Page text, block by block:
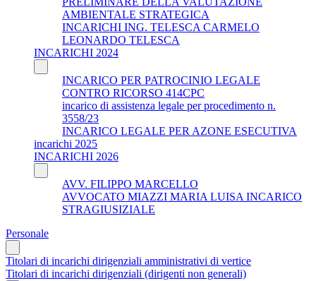
AMBIENTALE STRATEGICA
INCARICHI ING. TELESCA CARMELO
LEONARDO TELESCA
INCARICHI 2024
INCARICO PER PATROCINIO LEGALE
CONTRO RICORSO 414CPC
incarico di assistenza legale per procedimento n.
3558/23
INCARICO LEGALE PER AZONE ESECUTIVA
incarichi 2025
INCARICHI 2026
AVV. FILIPPO MARCELLO
AVVOCATO MIAZZI MARIA LUISA INCARICO
STRAGIUSIZIALE
Personale
Titolari di incarichi dirigenziali amministrativi di vertice
Titolari di incarichi dirigenziali (dirigenti non generali)